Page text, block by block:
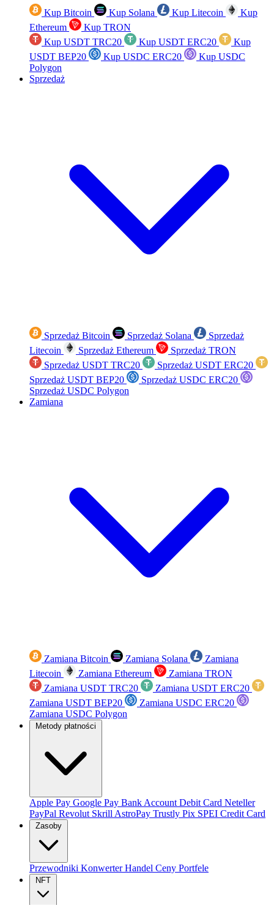
Kup Bitcoin Kup Solana Kup Litecoin
Kup
Ethereum
Kup TRON
Kup USDT TRC20
Kup USDT ERC20
Kup
USDT BEP20
Kup USDC ERC20
Kup USDC
Polygon
Sprzedaż
Sprzedaż Bitcoin Sprzedaż Solana
Sprzedaż
Litecoin
Sprzedaż Ethereum
Sprzedaż TRON
Sprzedaż USDT TRC20
Sprzedaż USDT ERC20
Sprzedaż USDT BEP20
Sprzedaż USDC ERC20
Sprzedaż USDC Polygon
Zamiana
Zamiana Bitcoin Zamiana Solana
Zamiana
Litecoin
Zamiana Ethereum
Zamiana TRON
Zamiana USDT TRC20
Zamiana USDT ERC20
Zamiana USDT BEP20
Zamiana USDC ERC20
Zamiana USDC Polygon
Metody płatności
Apple Pay Google Pay Bank Account Debit Card Neteller
PayPal Revolut Skrill AstroPay Trustly Pix SPEI Credit Card
Zasoby
Przewodniki KonwerterHandel Ceny Portfele
NFT